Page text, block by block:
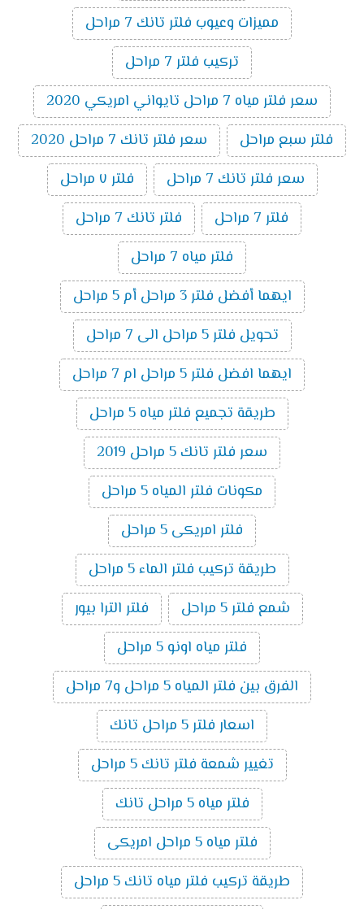
مميزات وعيوب فلتر تانك 7 مراحل
تركيب فلتر 7 مراحل
سعر فلتر مياه 7 مراحل تايواني امريكي 2020
فلتر سبع مراحل
سعر فلتر تانك 7 مراحل 2020
سعر فلتر تانك 7 مراحل
فلتر ٧ مراحل
فلتر 7 مراحل
فلتر تانك 7 مراحل
فلتر مياه 7 مراحل
ايهما أفضل فلتر 3 مراحل أم 5 مراحل
تحويل فلتر 5 مراحل الى 7 مراحل
ايهما افضل فلتر 5 مراحل ام 7 مراحل
طريقة تجميع فلتر مياه 5 مراحل
سعر فلتر تانك 5 مراحل 2019
مكونات فلتر المياه 5 مراحل
فلتر امريكى 5 مراحل
طريقة تركيب فلتر الماء 5 مراحل
شمع فلتر 5 مراحل
فلتر الترا بيور
فلتر مياه اونو 5 مراحل
الفرق بين فلتر المياه 5 مراحل و7 مراحل
اسعار فلتر 5 مراحل تانك
تغيير شمعة فلتر تانك 5 مراحل
فلتر مياه 5 مراحل تانك
فلتر مياه 5 مراحل امريكى
طريقة تركيب فلتر مياه تانك 5 مراحل